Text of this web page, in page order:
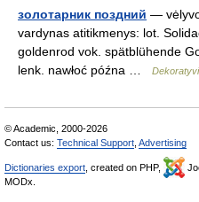
золотарник поздний —
vardynas atitikmenys: lot.
goldenrod vok. spätblühende
lenk. nawłoć późna …
© Academic, 2000-2026
Contact us: Technical Support Advertising
Dictionaries export , created on PHP,
MODx.